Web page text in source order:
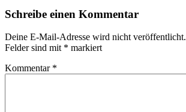
Schreibe einen Kommentar
Deine E-Mail-Adresse wird nicht veröffentlicht.
Felder sind mit * markiert
Kommentar *